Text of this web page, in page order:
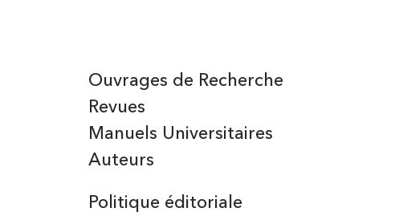
Auteurs
Manuels Universitaires
Ouvrages de Recherche
Revues
Politique éditoriale